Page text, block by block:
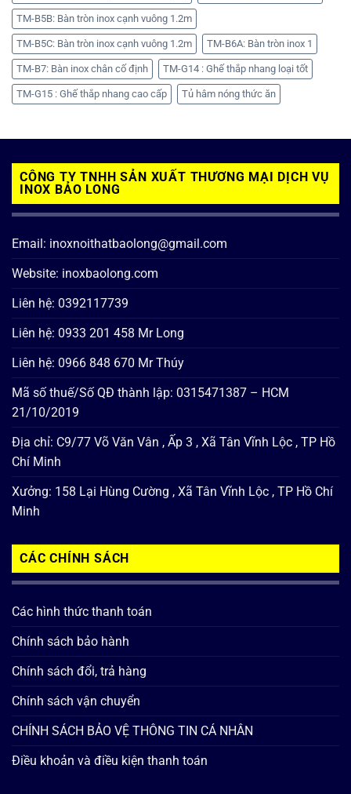
TM-B5B: Bàn tròn inox cạnh vuông 1.2m
TM-B5C: Bàn tròn inox cạnh vuông 1.2m TM-B6A: Bàn tròn inox 1
TM-B7: Bàn inox chân cố định TM-G14 : Ghế thắp nhang loại tốt
TM-G15 : Ghế thắp nhang cao cấp Tủ hâm nóng thức ăn
CÔNG TY TNHH SẢN XUẤT THƯƠNG MẠI DỊCH VỤ
INOX BẢO LONG
Email: inoxnoithatbaolong@gmail.com
Website: inoxbaolong.com
Liên hệ: 0392117739
Liên hệ: 0933 201 458 Mr Long
Liên hệ: 0966 848 670 Mr Thúy
Mã số thuế/Số QĐ thành lập: 0315471387 – HCM
21/10/2019
Địa chỉ: C9/77 Võ Văn Vân , Ấp 3 , Xã Tân Vĩnh Lộc , TP Hồ
Chí Minh
Xưởng: 158 Lại Hùng Cường , Xã Tân Vĩnh Lộc , TP Hồ Chí
Minh
CÁC CHÍNH SÁCH
Các hình thức thanh toán
Chính sách bảo hành
Chính sách đổi, trả hàng
Chính sách vận chuyển
CHÍNH SÁCH BẢO VỆ THÔNG TIN CÁ NHÂN
Điều khoản và điều kiện thanh toán